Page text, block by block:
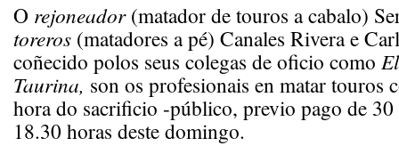
O rejoneador(matador de touros a cabalo)
toreros (matadores a pé) Canales Rivera e
coñecido polos seus colegas de oficio como
Taurina, son os profesionais en matar touros
hora do sacrificio -público, previo pago de 30
18.30 horas deste domingo.